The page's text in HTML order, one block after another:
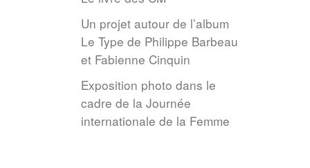
Un projet autour de l’album
Le Type de Philippe Barbeau
et Fabienne Cinquin
Exposition photo dans le
cadre de la Journée
internationale de la Femme